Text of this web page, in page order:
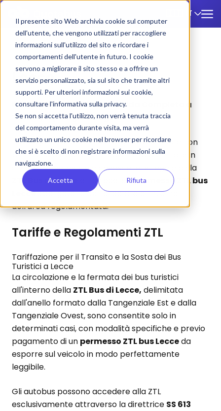
Il presente sito Web archivia cookie sul computer
dell'utente, che vengono utilizzati per raccogliere
informazioni sull'utilizzo del sito e ricordare i
comportamenti dell'utente in futuro. I cookie
servono a migliorare il sito stesso e a offrire un
servizio personalizzato, sia sul sito che tramite altri
supporti. Per ulteriori informazioni sui cookie,
consultare l'informativa sulla privacy.
Se non si accetta l'utilizzo, non verrà tenuta traccia
del comportamento durante visita, ma verrà
utilizzato un unico cookie nel browser per ricordare
che si è scelto di non registrare informazioni sulla
navigazione.
Accetta Rifiuta
IT
Lecce
Lecce
Permesso ZTL Bus Lecce: Guida Completa a
Tariffe, Tipologie e Regolamenti
Stai organizzando un tour di gruppo a Lecce con
pullman o autobus turistico? Prima di entrare in
città, è fondamentale conoscere le regole della
ZTL Bus di Lecce
e richiedere ilpermesso ZTL bus
Lecceobbligatorio per circolare all'interno
dell'area regolamentata.
Tariffe e Regolamenti ZTL
Tariffazione per il Transito e la Sosta dei Bus
Turistici a Lecce
La circolazione e la fermata dei bus turistici
all'interno della ZTL Bus di Lecce, delimitata
dall'anello formato dalla Tangenziale Est e dalla
Tangenziale Ovest, sono consentite solo in
determinati casi, con modalità specifiche e previo
pagamento di un permesso ZTL bus Lecceda
esporre sul veicolo in modo perfettamente
leggibile.
Gli autobus possono accedere alla ZTL
esclusivamente attraverso la direttrice SS 613